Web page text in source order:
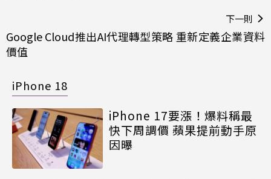
下一則
Google Cloud推出AI代理轉型策略 重新定義企業資料
價值
iPhone 18
iPhone 17要漲！爆料稱最
快下周調價 蘋果提前動手原
因曝